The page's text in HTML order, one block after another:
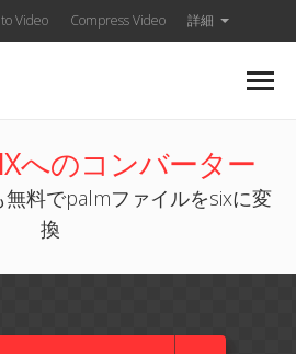
Video Compress Video 詳細
へのコンバーター
料でpalmファイルをsixに変
換